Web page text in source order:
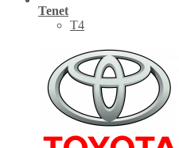
Tenet
Т4